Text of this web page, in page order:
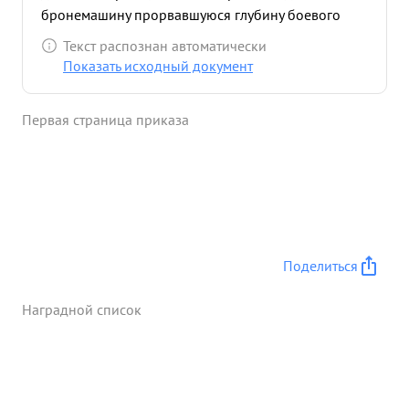
бронемашину прорвавшуюся глубину боевого
порядка стрелкового подразделения. Будучи
ранен не оставил орудия, 01 продолжал
Текст распознан автоматически
Показать исходный документ
Первая страница приказа
Поделиться
Наградной список